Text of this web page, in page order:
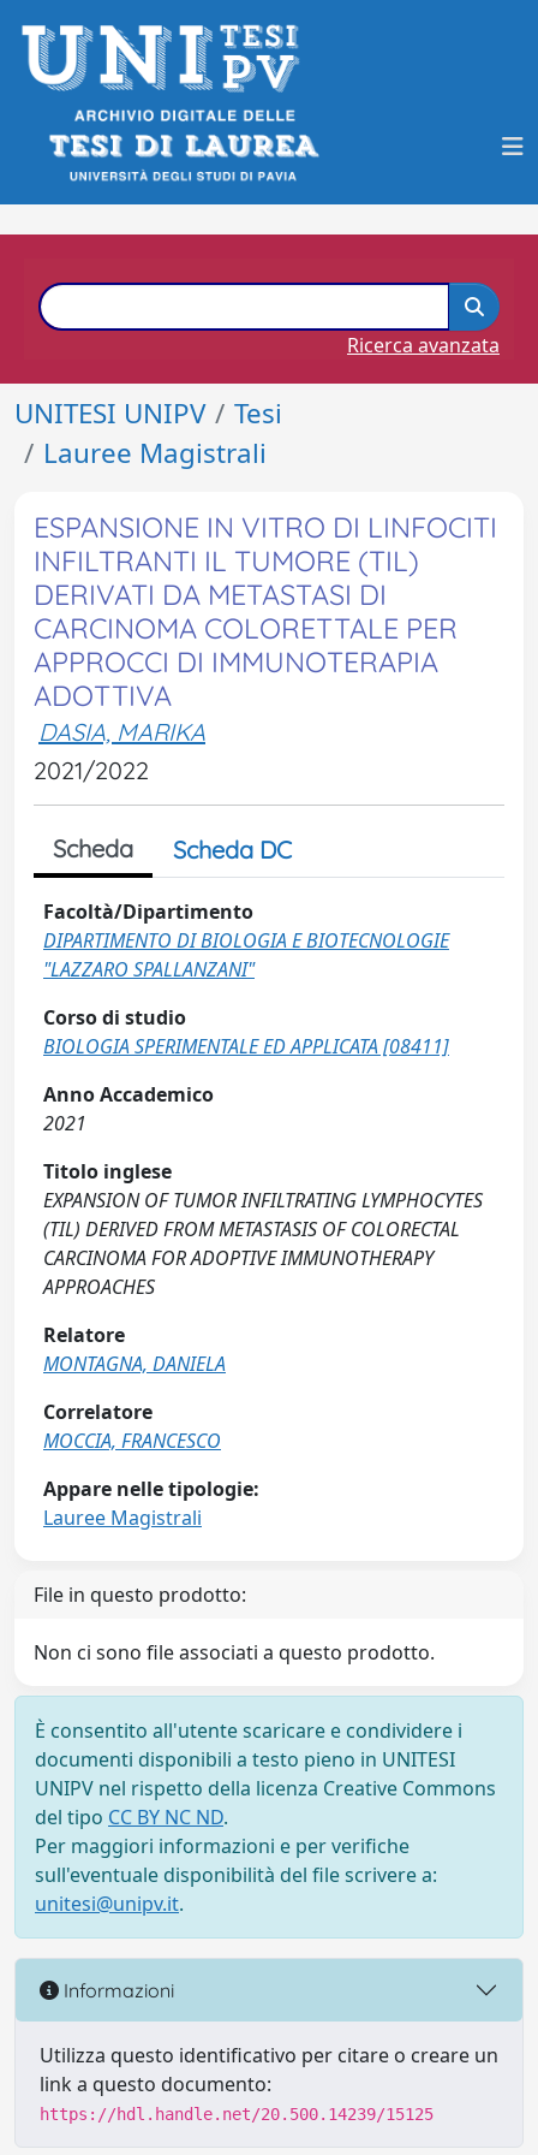
Ricerca avanzata
UNITESI UNIPV
Tesi
Lauree Magistrali
ESPANSIONE IN VITRO DI LINFOCITI
INFILTRANTI IL TUMORE (TIL)
DERIVATI DA METASTASI DI
CARCINOMA COLORETTALE PER
APPROCCI DI IMMUNOTERAPIA
ADOTTIVA
DASIA, MARIKA
2021/2022
Scheda Scheda DC
Facoltà/Dipartimento
DIPARTIMENTO DI BIOLOGIA E BIOTECNOLOGIE
"LAZZARO SPALLANZANI"
Corso di studio
BIOLOGIA SPERIMENTALE ED APPLICATA [08411]
Anno Accademico
2021
Titolo inglese
EXPANSION OF TUMOR INFILTRATING LYMPHOCYTES
(TIL) DERIVED FROM METASTASIS OF COLORECTAL
CARCINOMA FOR ADOPTIVE IMMUNOTHERAPY
APPROACHES
Relatore
MONTAGNA, DANIELA
Correlatore
MOCCIA, FRANCESCO
Appare nelle tipologie:
Lauree Magistrali
File in questo prodotto:
Non ci sono file associati a questo prodotto.
È consentito all'utente scaricare e condividere i
documenti disponibili a testo pieno in UNITESI
UNIPV nel rispetto della licenza Creative Commons
del tipo CC BY NC ND.
Per maggiori informazioni e per verifiche
sull'eventuale disponibilità del file scrivere a:
unitesi@unipv.it.
Informazioni
Utilizza questo identificativo per citare o creare un
link a questo documento:
https://hdl.handle.net/20.500.14239/15125